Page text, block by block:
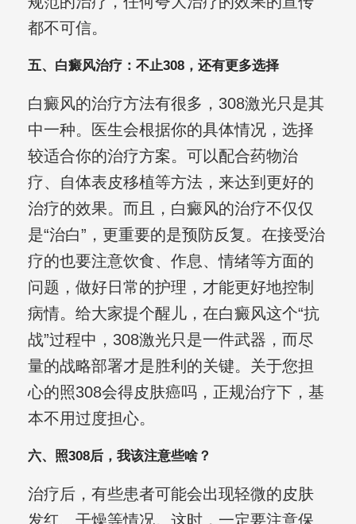
都不可信。
五、白癜风治疗：不止308，还有更多选择
白癜风的治疗方法有很多，308激光只是其
中一种。医生会根据你的具体情况，选择
较适合你的治疗方案。可以配合药物治
疗、自体表皮移植等方法，来达到更好的
治疗的效果。而且，白癜风的治疗不仅仅
是“治白”，更重要的是预防反复。在接受治
疗的也要注意饮食、作息、情绪等方面的
问题，做好日常的护理，才能更好地控制
病情。给大家提个醒儿，在白癜风这个“抗
战”过程中，308激光只是一件武器，而尽
量的战略部署才是胜利的关键。关于您担
心的照308会得皮肤癌吗，正规治疗下，基
本不用过度担心。
六、照308后，我该注意些啥？
治疗后，有些患者可能会出现轻微的皮肤
发红、干燥等情况。这时，一定要注意保